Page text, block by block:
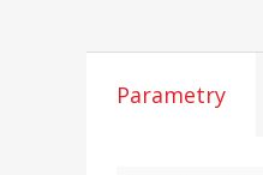
Parametry